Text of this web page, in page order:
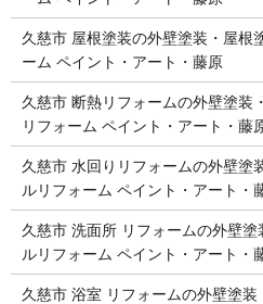
久慈市 屋根塗装の外壁塗装・屋根
ーム ペイント・アート・藤原
久慈市 断熱リフォームの外壁塗装
リフォーム ペイント・アート・藤
久慈市 水回りリフォームの外壁塗
ルリフォーム ペイント・アート・
久慈市 洗面所 リフォームの外壁
ルリフォーム ペイント・アート・
久慈市 浴室 リフォームの外壁塗